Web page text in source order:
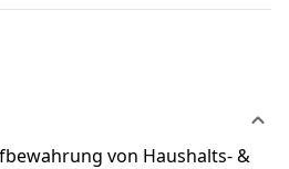
von Haushalts- &